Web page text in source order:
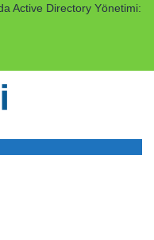
Active Directory Yönetimi: